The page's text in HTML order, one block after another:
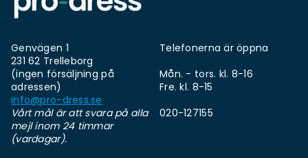
Genvägen 1
231 62 Trelleborg
(ingen försäljning på
adressen)
info@pro-dress.se
Vårt mål är att svara på alla
mejl inom 24 timmar
(vardagar).
Telefonerna är öppna
Mån. - tors. kl. 8-16
Fre. kl. 8-15
020-127155